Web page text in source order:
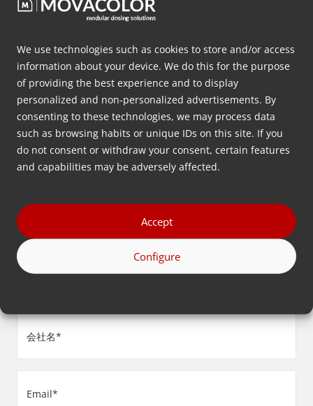
We use technologies such as cookies to store and/or access
information about your device. We do this for the purpose
of providing the best experience and to display
personalized and non-personalized advertisements. By
consenting to these technologies, we may process data
such as browsing habits or unique IDs on this site. If you
do not consent or withdraw your consent, certain features
and capabilities may be adversely affected.
Accept
Configure
どの投与構成がお客様のアプ
リケーションに最適か、無料
アドバイスをご希望か？
下記に連絡先をご記入ください。
名
前
(必
須)
姓
会
社
名
須)
(必